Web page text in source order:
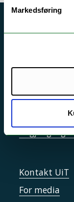
Markedsføring
Personvern
Sikkerhet,
Kontakt UiT
For media